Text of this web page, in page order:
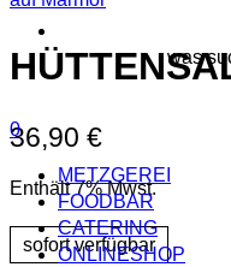
was
search
account
0
Menu
METZGEREI
FOODBAR
CATERING
ONLINESHOP
36,90 €
Enthält 7% Mwst.